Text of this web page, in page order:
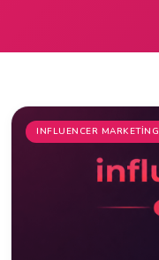
INFLUENCER MARKETING